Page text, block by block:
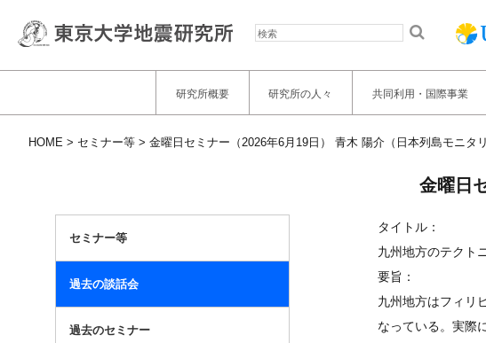
研究所概要 研究所の人々 共同利用・国際事業
HOME セミナー等 金曜日セミナー（2026年6月19日） 青木 陽介（日本列島モニタ
セミナー等
過去の談話会
過去のセミナー
金曜日
タイトル：
九州地方のテクト
要旨：
九州地方はフィリ
なっている。実際